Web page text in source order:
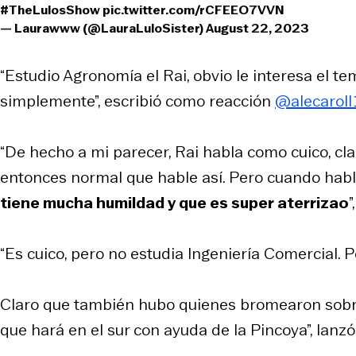
#TheLulosShowpic.twitter.com/rCFEEO7VVN
— Laurawww (@LauraLuloSister)August 22, 2023
“Estudio Agronomía el Rai, obvio le interesa el
simplemente”, escribió como reacción
“De hecho a mi parecer, Rai habla como cuico,
entonces normal que hable así. Pero cuando
tiene mucha humildad y que es super aterrizao
“Es cuico, pero no estudia Ingeniería Comercial.
Claro que también hubo quienes bromearon
que hará en el sur con ayuda de la Pincoya”,